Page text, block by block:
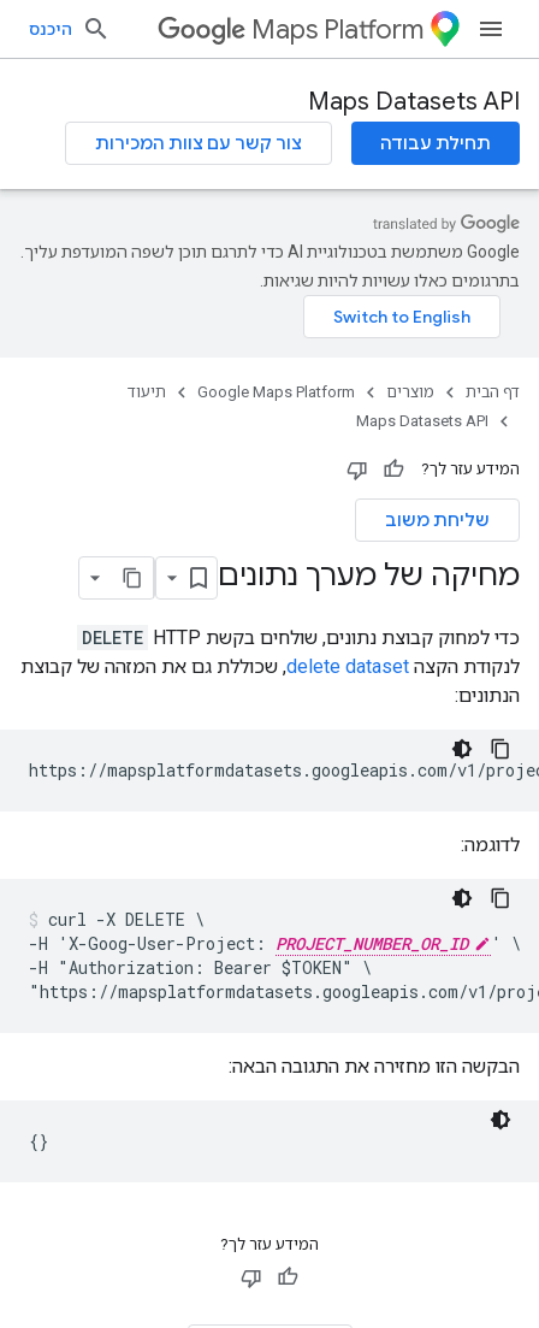
Maps Platform היכנס
Maps Datasets API
תחילת עבודה צור קשר עם צוות המכירות
‫Google משתמשת בטכנולוגיית AI כדי לתרגם תוכן לשפה המועדפת עליך.
בתרגומים כאלו עשויות להיות שגיאות.
דף הבית מוצרים Google Maps Platform
תיעוד
Maps Datasets API
המידע עזר לך?
שליחת משוב
מחיקה של מערך נתונים
כדי למחוק קבוצת נתונים, שולחים בקשת HTTP
DELETE
לנקודת הקצה delete dataset, שכוללת גם את המזהה של קבוצת
הנתונים:
https://mapsplatformdatasets.googleapis.com/v1/
לדוגמה:
curl -X DELETE \
-H 'X-Goog-User-Project: PROJECT_NUMBER_OR_ID
' \
-H "Authorization: Bearer $TOKEN" \
"https://mapsplatformdatasets.googleapis.com/v1/
הבקשה הזו מחזירה את התגובה הבאה:
{}
המידע עזר לך?